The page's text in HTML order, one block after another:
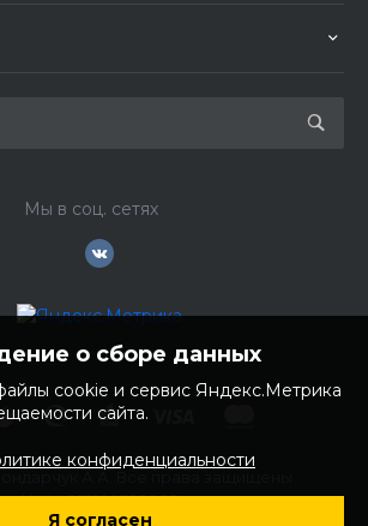
Мы в соц. сетях
ИНН: 252100758085
о сборе данных
cookie и сервис Яндекс.Метрика
сайта.
конфиденциальности
Я согласен